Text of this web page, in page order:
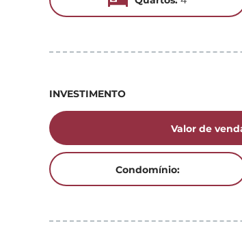
INVESTIMENTO
Valor de
Condomínio: